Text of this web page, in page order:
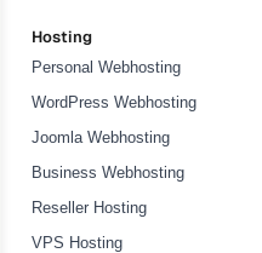
Hosting
Personal Webhosting
WordPress Webhosting
Joomla Webhosting
Business Webhosting
Reseller Hosting
VPS Hosting